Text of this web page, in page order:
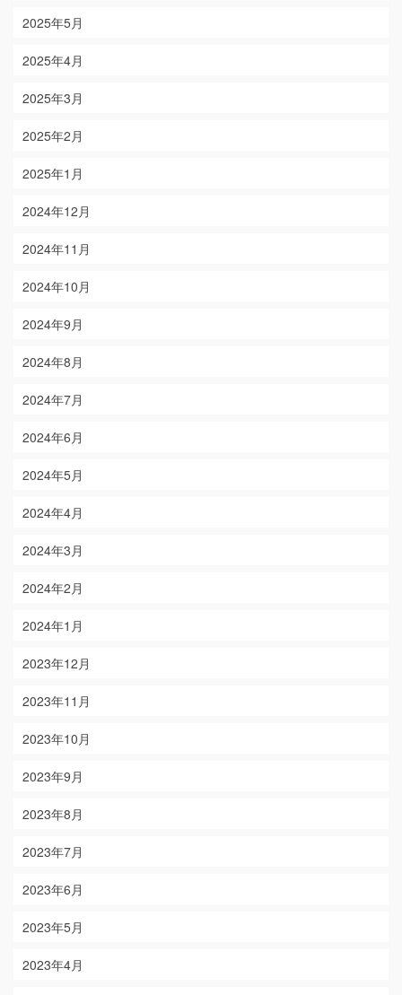
2025年5月
2025年4月
2025年3月
2025年2月
2025年1月
2024年12月
2024年11月
2024年10月
2024年9月
2024年8月
2024年7月
2024年6月
2024年5月
2024年4月
2024年3月
2024年2月
2024年1月
2023年12月
2023年11月
2023年10月
2023年9月
2023年8月
2023年7月
2023年6月
2023年5月
2023年4月